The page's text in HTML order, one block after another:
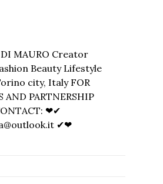
DI MAURO Creator
Beauty Lifestyle
city, Italy FOR
AND PARTNERSHIP
❤✔
✔❤